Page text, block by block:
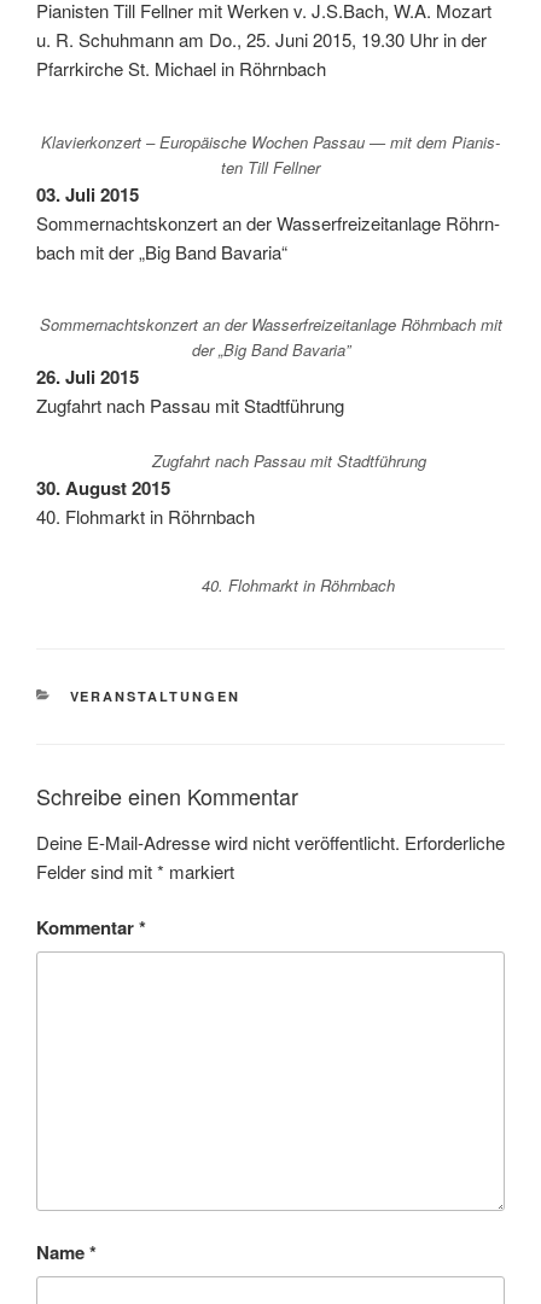
Pia­nis­ten Till Fell­ner mit Wer­ken v. J.S.Bach, W.A. Mozart
u. R. Schuh­mann am Do., 25. Juni 2015, 19.30 Uhr in der
Pfarr­kir­che St. Micha­el in Röhrnbach
Kla­vier­kon­zert – Euro­päi­sche Wochen Pas­sau — mit dem Pia­nis­
ten Till Fellner
03. Juli 2015
Som­mer­nachts­kon­zert an der Was­ser­frei­zeit­an­la­ge Röhrn­
bach mit der „Big Band Bavaria“
Som­mer­nachts­kon­zert an der Was­ser­frei­zeit­an­la­ge Röhrn­bach mit
der „Big Band Bavaria”
26. Juli 2015
Zug­fahrt nach Pas­sau mit Stadtführung
Zug­fahrt nach Pas­sau mit Stadtführung
30. August 2015
40. Floh­markt in Röhrnbach
40. Floh­markt in Röhrnbach
KATEGORIEN
VERANSTALTUNGEN
Schreibe einen Kommentar
Deine E-Mail-Adresse wird nicht veröffentlicht. Erforderliche
Felder sind mit* markiert
Kommentar*
Name*